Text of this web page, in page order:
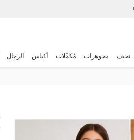
نحيف مجوهرات مُكَمِّلات أكياس الرجال